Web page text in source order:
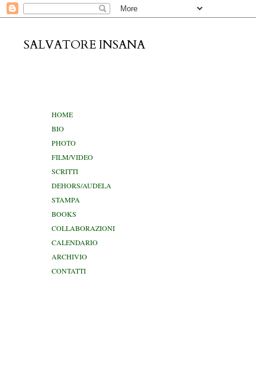
SALVATORE INSANA
HOME
BIO
PHOTO
FILM/VIDEO
SCRITTI
DEHORS/AUDELA
STAMPA
BOOKS
COLLABORAZIONI
CALENDARIO
ARCHIVIO
CONTATTI